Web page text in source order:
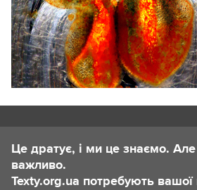
Це дратує, і ми це знаємо.
важливо.
Texty.org.ua потребують вашої